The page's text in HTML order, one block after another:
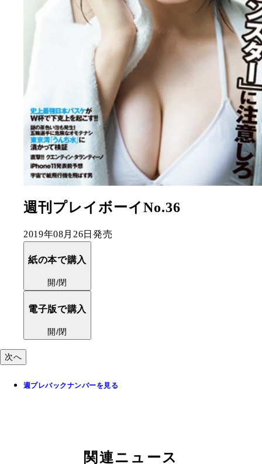
白間美瑠『ＬＯＶＥ ＲＵＳＨ
2019年06月19日発売
開/閉
次へ
週プレバックナンバーを見る
関連ニュース